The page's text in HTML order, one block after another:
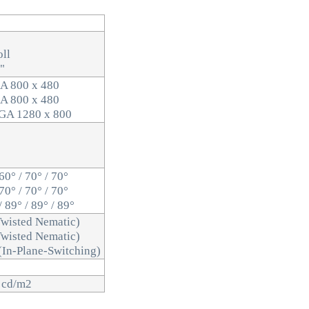
800 x 480
800 x 480
1280 x 800
/ 70° / 70°
/ 70° / 70°
/ 89° / 89°
Nematic)
Nematic)
Plane-Switching)
m2